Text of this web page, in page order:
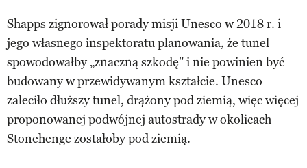
Shapps zignorował porady misji Unesco w 2018 r. i
jego własnego inspektoratu planowania, że tunel
spowodowałby „znaczną szkodę" i nie powinien być
budowany w przewidywanym kształcie. Unesco
zaleciło dłuższy tunel, drążony pod ziemią, więc więcej
proponowanej podwójnej autostrady w okolicach
Stonehenge zostałoby pod ziemią.